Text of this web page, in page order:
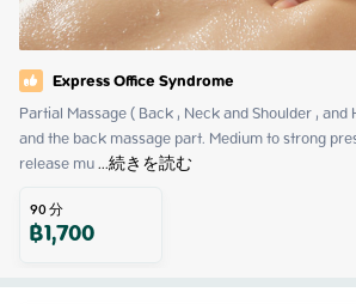
Express Office Syndrome
Partial Massage ( Back , Neck and Shoulder ,
and the back massage part. Medium to strong
release mu ...続きを読む
90分
฿1,700